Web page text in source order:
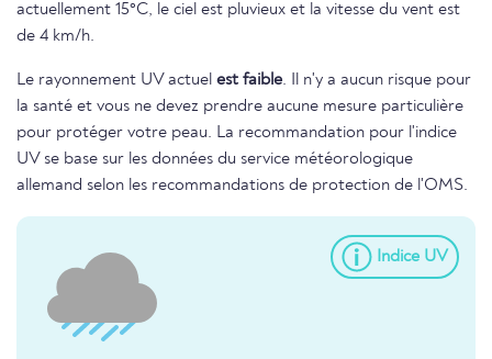
actuellement 15°C, le ciel est pluvieux et la vitesse du vent est
de 4 km/h.
Le rayonnement UV actuel est faible. Il n'y a aucun risque pour
la santé et vous ne devez prendre aucune mesure particulière
pour protéger votre peau. La recommandation pour l'indice
UV se base sur les données du service météorologique
allemand selon les recommandations de protection de l'OMS.
Indice UV